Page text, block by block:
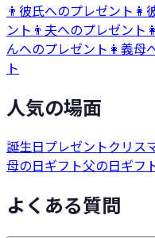
👨 彼氏へのプレゼント 👩
ント 👨 夫へのプレゼント 👩
んへのプレゼント 👩 義母
ト
人気の場面
誕生日プレゼントクリス
母の日ギフト父の日ギフ
よくある質問